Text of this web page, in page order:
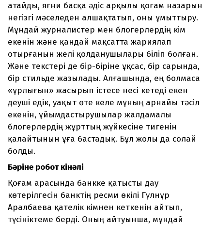
атайды, яғни басқа әдіс арқылы қоғам назарын
негізгі мәселеден алшақтатып, оны ұмыттыру.
Мұндай журналистер мен блогерлердің кім
екенін және қандай мақсатта жариялап
отырғанын желі қолданушылары біліп болған.
Және текстері де бір-біріне ұқсас, бір сарында,
бір стильде жазылады. Алғашында, ең болмаса
«ұрлығын» жасырып істесе несі кетеді екен
деуші едік, уақыт өте келе мұның арнайы тәсіл
екенін, ұйымдастырушылар жалдамалы
блогерлердің жұрттың жүйкесіне тигенін
қалайтынын ұға бастадық. Бұл жолы да солай
болды.
Бәріне робот кінәлі
Қоғам арасында банкке қатысты дау
көтерілгесін банктің ресми өкілі Гүлнұр
Аралбаева қателік кімнен кеткенін айтып,
түсініктеме берді. Оның айтуынша, мұндай